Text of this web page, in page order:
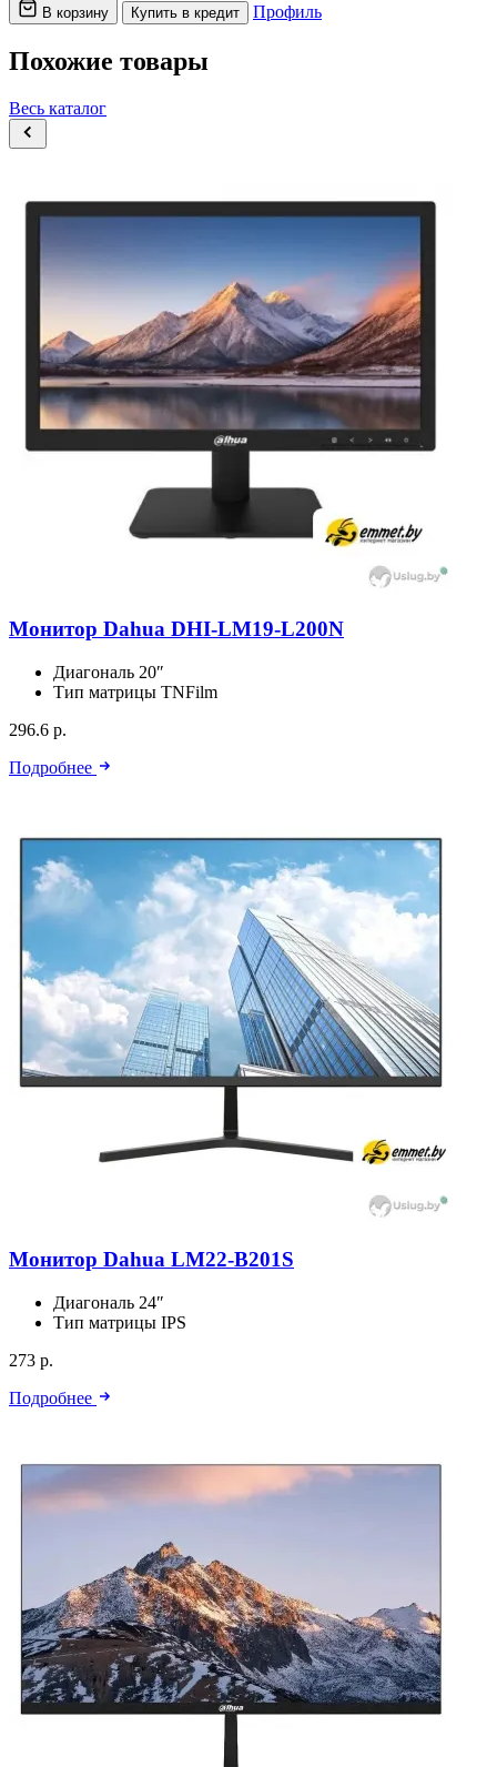
В корзину Купить в кредит Профиль
Похожие товары
Весь каталог
Монитор Dahua DHI-LM19-L200N
Диагональ 20″
Тип матрицы TNFilm
296.6 р.
Подробнее
Монитор Dahua LM22-B201S
Диагональ 24″
Тип матрицы IPS
273 р.
Подробнее